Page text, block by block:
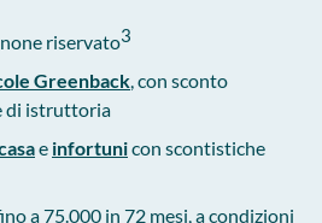
riservato3
Greenback, con sconto
di istruttoria
e infortunicon scontistiche
a 75.000 in 72 mesi, a condizioni